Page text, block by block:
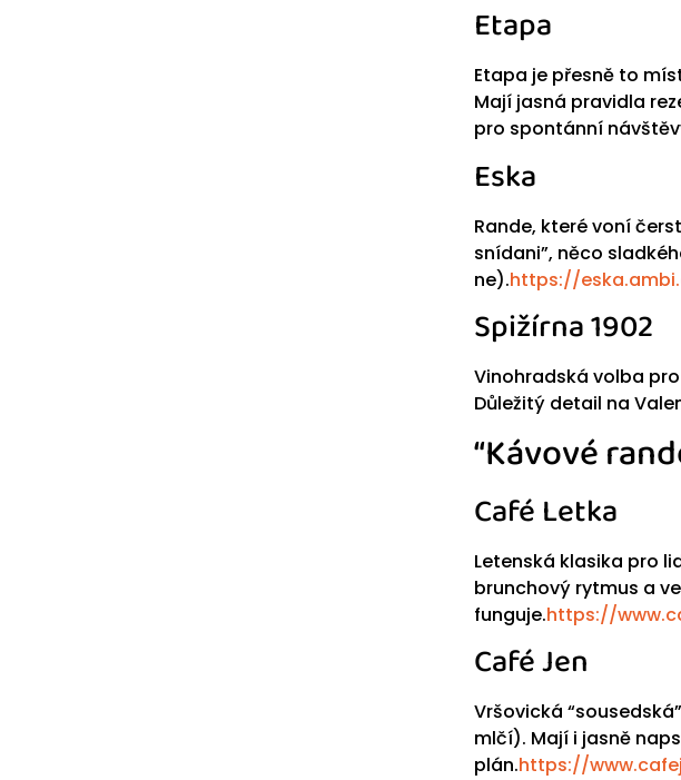
Etapa
Etapa je přesně to
Mají jasná pravidla
pro spontánní
Eska
Rande, které voní
snídani”, něco
ne).https://
Spižírna 1902
Vinohradská volba
Důležitý detail na
“Kávové
Café Letka
Letenská klasika pro
brunchový rytmus a
funguje.https://
Café Jen
Vršovická
mlčí). Mají i jasně
plán.https://